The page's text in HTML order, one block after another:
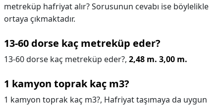
metreküp hafriyat alır? Sorusunun cevabı ise böylelikle
ortaya çıkmaktadır.
13-60 dorse kaç metreküp eder?
13-60 dorse kaç metreküp eder?, 2,48 m. 3,00 m.
1 kamyon toprak kaç m3?
1 kamyon toprak kaç m3?, Hafriyat taşımaya da uygun